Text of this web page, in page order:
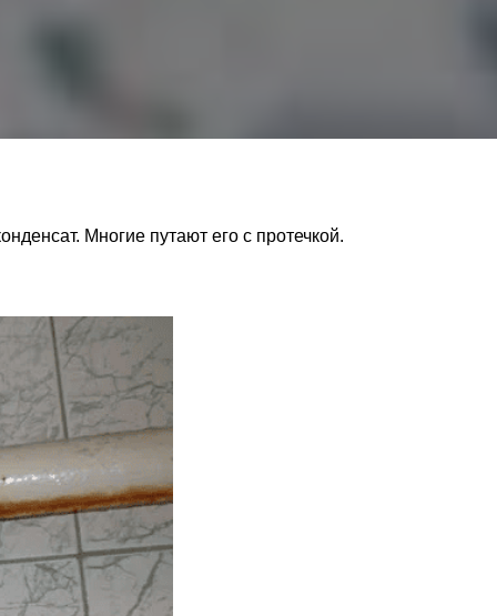
Многие путают его с протечкой.